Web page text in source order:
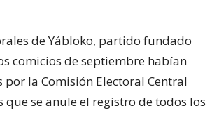
de Yábloko, partido fundado
comicios de septiembre habían
la Comisión Electoral Central
que se anule el registro de todos los